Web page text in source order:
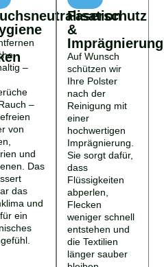
–
–
von
und
Das
das
und
ein
Faserschutz
&
Imprägnierung
Auf Wunsch
schützen wir
Ihre Polster
nach der
Reinigung mit
einer
hochwertigen
Imprägnierung.
Sie sorgt dafür,
dass
Flüssigkeiten
abperlen,
Flecken
weniger schnell
entstehen und
die Textilien
länger sauber
bleiben.